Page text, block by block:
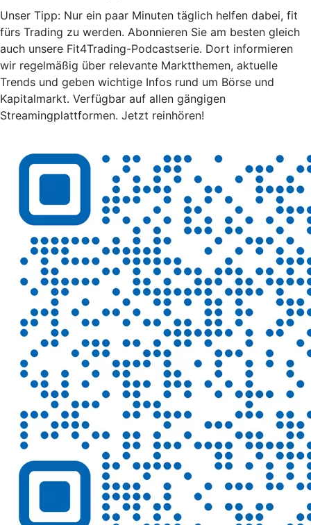
Unser Tipp: Nur ein paar Minuten täglich helfen dabei, fit
fürs Trading zu werden. Abonnieren Sie am besten gleich
auch unsere Fit4Trading-Podcastserie. Dort informieren
wir regelmäßig über relevante Marktthemen, aktuelle
Trends und geben wichtige Infos rund um Börse und
Kapitalmarkt. Verfügbar auf allen gängigen
Streamingplattformen. Jetzt reinhören!